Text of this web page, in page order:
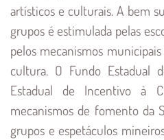
artísticos e culturais. A bem
grupos é estimulada pelas
pelos mecanismos
cultura. O Fundo Estadual
Estadual de Incentivo à
mecanismos de fomento da
grupos e espetáculos